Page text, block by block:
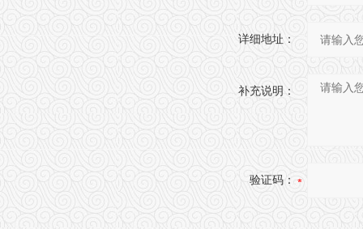
详细地址：
补充说明：
验证码：